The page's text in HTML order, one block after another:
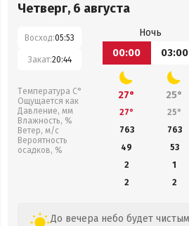
Четверг, 6 августа
Восход:05:53
Закат:20:44
Температура С°
Ощущается как
Давление, мм
Влажность, %
Ветер, м/с
Вероятность
осадков, %
Ночь
00:00
03:00
27° 25°
27° 25°
763
763
49
53
2
1
2
2
До вечера небо будет